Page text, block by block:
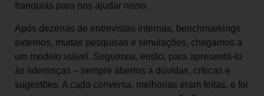
franquias para nos ajudar nisso.
Após dezenas de entrevistas internas, benchmarkings
externos, muitas pesquisas e simulações, chegamos a
um modelo viável. Seguimos, então, para apresentá-lo
às lideranças – sempre abertos a dúvidas, críticas e
sugestões. A cada conversa, melhorias eram feitas, e foi